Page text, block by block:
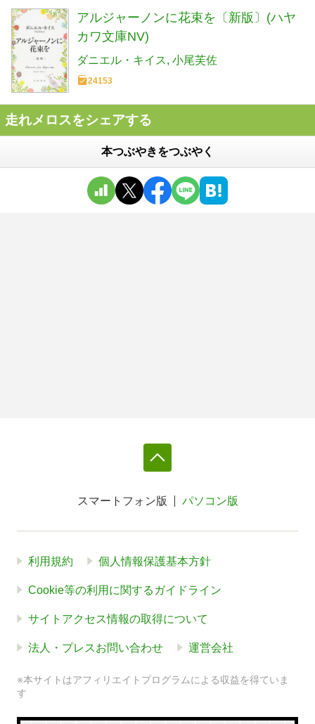
アルジャーノンに花束を〔新版〕(ハヤ
カワ文庫NV)
ダニエル・キイス 小尾芙佐
24153
走れメロスをシェアする
本つぶやきをつぶやく
スマートフォン版 パソコン版
利用規約 個人情報保護基本方針
Cookie等の利用に関するガイドライン
サイトアクセス情報の取得について
法人・プレスお問い合わせ 運営会社
※本サイトはアフィリエイトプログラムによる収益を得ていま
す